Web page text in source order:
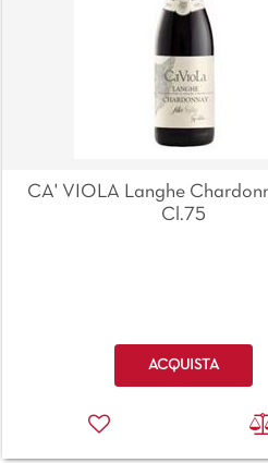
CA' VIOLA Langhe
Cl.75
Quantità
ACQUISTA